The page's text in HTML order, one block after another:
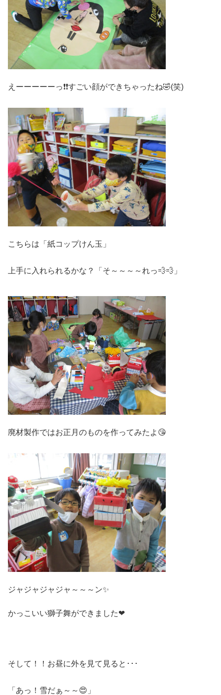
えーーーーーっ❗❗すごい顔ができちゃったね🤣(笑)
こちらは「紙コップけん玉」
上手に入れられるかな？「そ～～～～れっ💨💨」
廃材製作ではお正月のものを作ってみたよ😘
ジャジャジャジャ～～～ン✨
かっこいい獅子舞ができました❤
そして！！お昼に外を見て見ると･･･
「あっ！雪だぁ～～😍」